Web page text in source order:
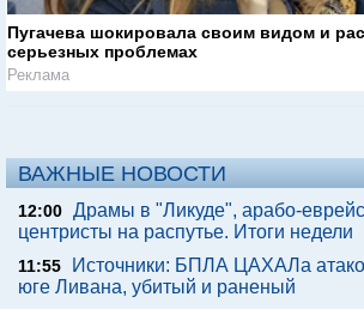
Пугачева шокировала своим видом и
серьезных проблемах
Реклама
ВАЖНЫЕ НОВОСТИ
12:00 Драмы в "Ликуде", арабо-
центристы на распутье. Итоги недели
11:55
Источники: БПЛА ЦАХАЛа
юге Ливана, убитый и раненый